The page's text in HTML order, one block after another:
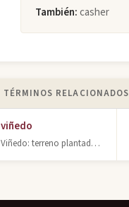
También:casher
TÉRMINOS RELACIONADOS
viñedo
Viñedo: terreno plantado de viñas para vinificación. Conjunto de plantas vitícol